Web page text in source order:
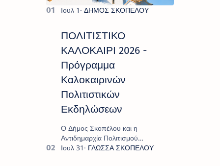
ΠΟΛΙΤΙΣΤΙΚΟ
ΚΑΛΟΚΑΙΡΙ 2026 -
Πρόγραμμα
Καλοκαιρινών
Πολιτιστικών
Εκδηλώσεων
Ο Δήμος Σκοπέλου και η
Αντιδημαρχία Πολιτισμού
παρουσιάζουν το πρόγραμμα «